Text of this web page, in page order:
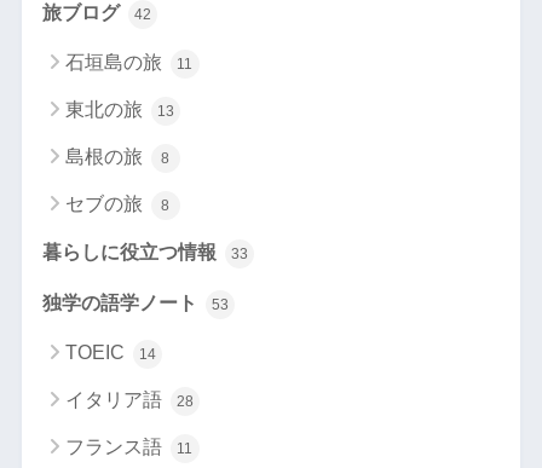
旅ブログ 42
石垣島の旅 11
東北の旅 13
島根の旅 8
セブの旅 8
暮らしに役立つ情報 33
独学の語学ノート 53
TOEIC 14
イタリア語 28
フランス語 11